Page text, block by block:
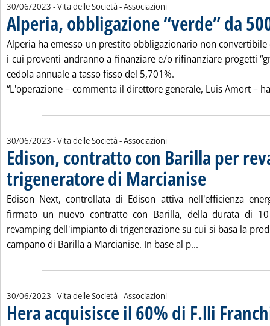
30/06/2023 - Vita delle Società - Associazioni
Alperia, obbligazione “verde” da
Alperia ha emesso un prestito obbligazionario non
i cui proventi andranno a finanziare e/o rifinanziare progetti
cedola annuale a tasso fisso del 5,701%.
“L'operazione – commenta il direttore generale, Luis Amort –
30/06/2023 - Vita delle Società - Associazioni
Edison, contratto con Barilla per
trigeneratore di Marcianise . Pubblicata venerdì
Edison Next, controllata di Edison attiva nell'efficienza
firmato un nuovo contratto con Barilla, della durata di
revamping dell'impianto di trigenerazione su cui si basa la
campano di Barilla a Marcianise. In base al p...
30/06/2023 - Vita delle Società - Associazioni
Hera acquisisce il 60% di F.lli